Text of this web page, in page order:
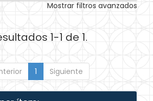
Mostrar filtros avanzados
1-1 de 1.
1 Siguiente